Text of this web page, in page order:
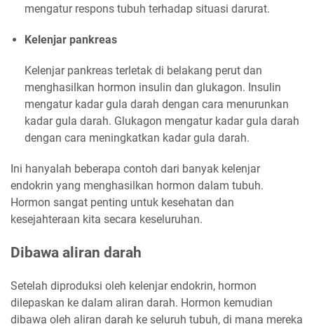
mengatur respons tubuh terhadap situasi darurat.
Kelenjar pankreas
Kelenjar pankreas terletak di belakang perut dan
menghasilkan hormon insulin dan glukagon. Insulin
mengatur kadar gula darah dengan cara menurunkan
kadar gula darah. Glukagon mengatur kadar gula darah
dengan cara meningkatkan kadar gula darah.
Ini hanyalah beberapa contoh dari banyak kelenjar
endokrin yang menghasilkan hormon dalam tubuh.
Hormon sangat penting untuk kesehatan dan
kesejahteraan kita secara keseluruhan.
Dibawa aliran darah
Setelah diproduksi oleh kelenjar endokrin, hormon
dilepaskan ke dalam aliran darah. Hormon kemudian
dibawa oleh aliran darah ke seluruh tubuh, di mana mereka